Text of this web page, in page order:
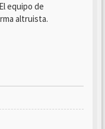
equipo de
altruista.